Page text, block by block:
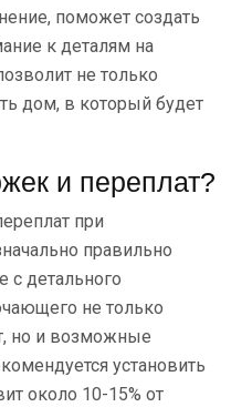
поможет создать
к деталям на
не только
дом, в который будет
и переплат?
при
правильно
с детального
не только
но и возможные
установить
около 10-15% от